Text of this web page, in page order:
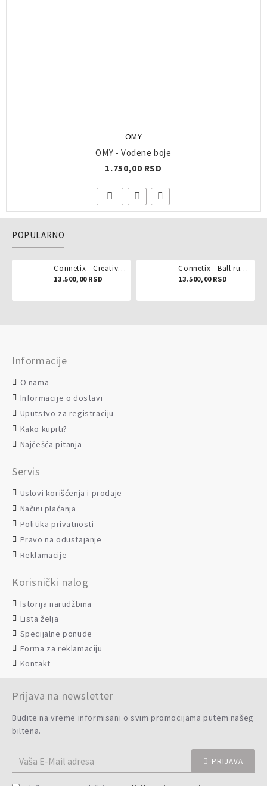
OMY
OMY - Vodene boje
1.750,00 RSD
POPULARNO
Connetix - Creative pack 102 dela
13.500,00 RSD
Connetix - Ball run pastel 106 delova
13.500,00 RSD
Informacije
O nama
Informacije o dostavi
Uputstvo za registraciju
Kako kupiti?
Najčešća pitanja
Servis
Uslovi korišćenja i prodaje
Načini plaćanja
Politika privatnosti
Pravo na odustajanje
Reklamacije
Korisnički nalog
Istorija narudžbina
Lista želja
Specijalne ponude
Forma za reklamaciju
Kontakt
Prijava na newsletter
Budite na vreme informisani o svim promocijama putem našeg
biltena.
PRIJAVA